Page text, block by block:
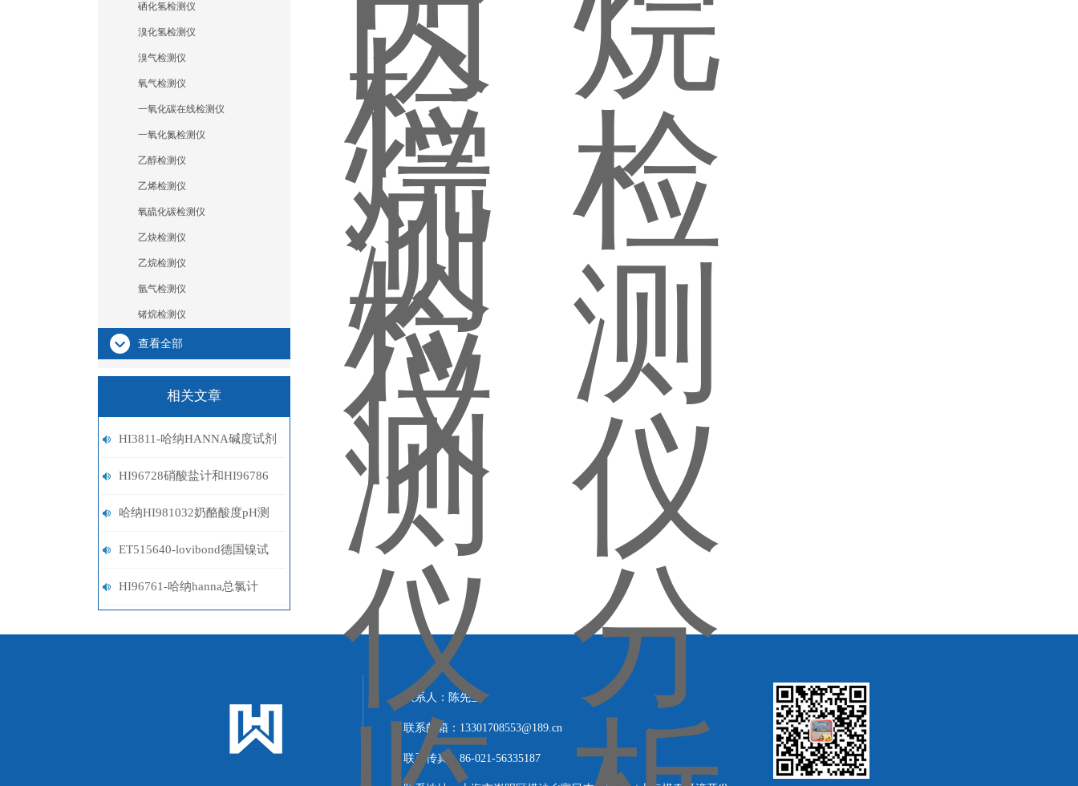
硒化氢检测仪
溴化氢检测仪
溴气检测仪
氧气检测仪
一氧化碳在线检测仪
一氧化氮检测仪
乙醇检测仪
乙烯检测仪
氧硫化碳检测仪
乙炔检测仪
乙烷检测仪
氩气检测仪
锗烷检测仪
查看全部
相关文章
HI3811-哈纳HANNA碱度试剂
盒
HI96728硝酸盐计和HI96786
硝酸盐计选型指南
哈纳HI981032奶酪酸度pH测
定仪
ET515640-lovibond德国镍试
剂
HI96761-哈纳hanna总氯计
联系人：陈先生
联系邮箱：13301708553@189.cn
联系传真：86-021-56335187